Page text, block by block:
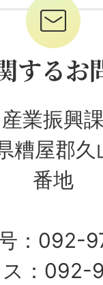
するお
産業振興
糟屋郡
番地
：092-
ス：092-